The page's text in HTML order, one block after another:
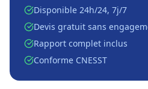
Disponible 24h/24, 7j/7
Devis gratuit sans
Rapport complet inclus
Conforme CNESST